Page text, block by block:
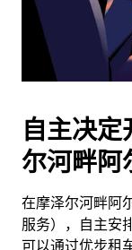
退
闭
日
历。
自主决
尔河畔阿
在摩泽尔河畔阿
服务），自主安
可以通过优步租车